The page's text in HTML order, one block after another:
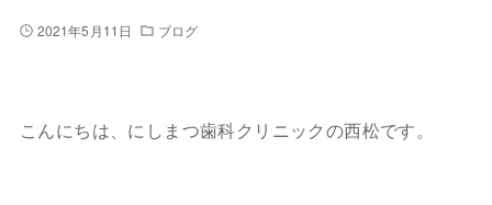
2021年5月11日 ブログ
こんにちは、にしまつ歯科クリニックの西松です。